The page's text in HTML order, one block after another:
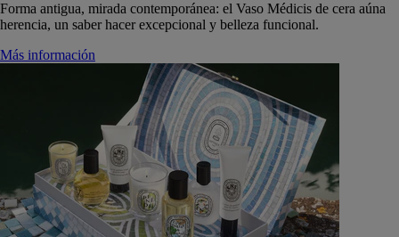
Forma antigua, mirada contemporánea: el Vaso Médicis de cera aúna
herencia, un saber hacer excepcional y belleza funcional.
Más información